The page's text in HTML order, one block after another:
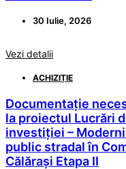
30 Iulie, 2026
Vezi detalii
ACHIZIȚIE
Documentație
la proiectul Lucrări
investiției –
public stradal în
Călărași Etapa II